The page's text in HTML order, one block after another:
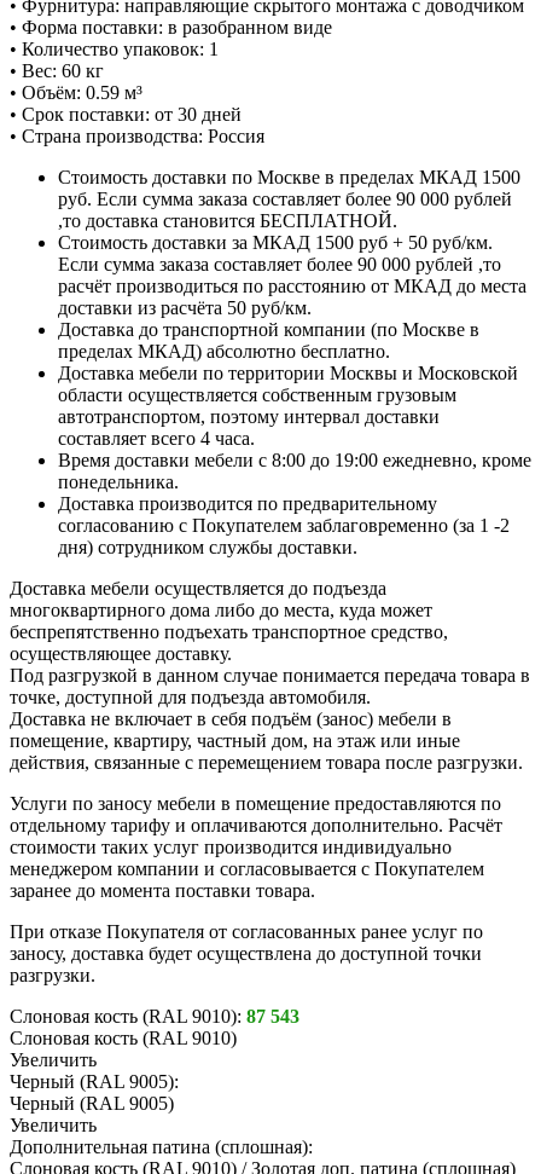
• Фурнитура: направляющие скрытого монтажа с доводчиком
• Форма поставки: в разобранном виде
• Количество упаковок: 1
• Вес: 60 кг
• Объём: 0.59 м³
• Срок поставки: от 30 дней
• Страна производства: Россия
Стоимость доставки по Москве в пределах МКАД 1500
руб. Если сумма заказа составляет более 90 000 рублей
,то доставка становится БЕСПЛАТНОЙ.
Стоимость доставки за МКАД 1500 руб + 50 руб/км.
Если сумма заказа составляет более 90 000 рублей ,то
расчёт производиться по расстоянию от МКАД до места
доставки из расчёта 50 руб/км.
Доставка до транспортной компании (по Москве в
пределах МКАД) абсолютно бесплатно.
Доставка мебели по территории Москвы и Московской
области осуществляется собственным грузовым
автотранспортом, поэтому интервал доставки
составляет всего 4 часа.
Время доставки мебели с 8:00 до 19:00 ежедневно, кроме
понедельника.
Доставка производится по предварительному
согласованию с Покупателем заблаговременно (за 1 -2
дня) сотрудником службы доставки.
Доставка мебели осуществляется до подъезда
многоквартирного дома либо до места, куда может
беспрепятственно подъехать транспортное средство,
осуществляющее доставку.
Под разгрузкой в данном случае понимается передача товара в
точке, доступной для подъезда автомобиля.
Доставка не включает в себя подъём (занос) мебели в
помещение, квартиру, частный дом, на этаж или иные
действия, связанные с перемещением товара после разгрузки.
Услуги по заносу мебели в помещение предоставляются по
отдельному тарифу и оплачиваются дополнительно. Расчёт
стоимости таких услуг производится индивидуально
менеджером компании и согласовывается с Покупателем
заранее до момента поставки товара.
При отказе Покупателя от согласованных ранее услуг по
заносу, доставка будет осуществлена до доступной точки
разгрузки.
Слоновая кость (RAL 9010): 87 543
Слоновая кость (RAL 9010)
Увеличить
Черный (RAL 9005):
Черный (RAL 9005)
Увеличить
Дополнительная патина (сплошная):
Слоновая кость (RAL 9010) / Золотая доп. патина (сплошная)